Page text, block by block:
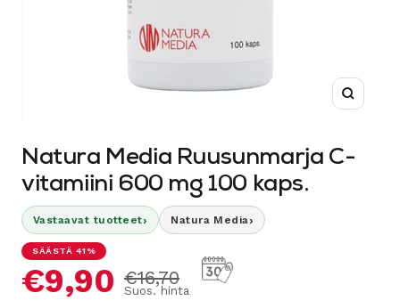
Natura Media Ruusunmarja C-
vitamiini 600 mg 100 kaps.
Vastaavat tuotteet› Natura Media›
SÄÄSTÄ 41%
Alennushinta
€9,90 Normaalihinta
€16,70
Suos. hinta